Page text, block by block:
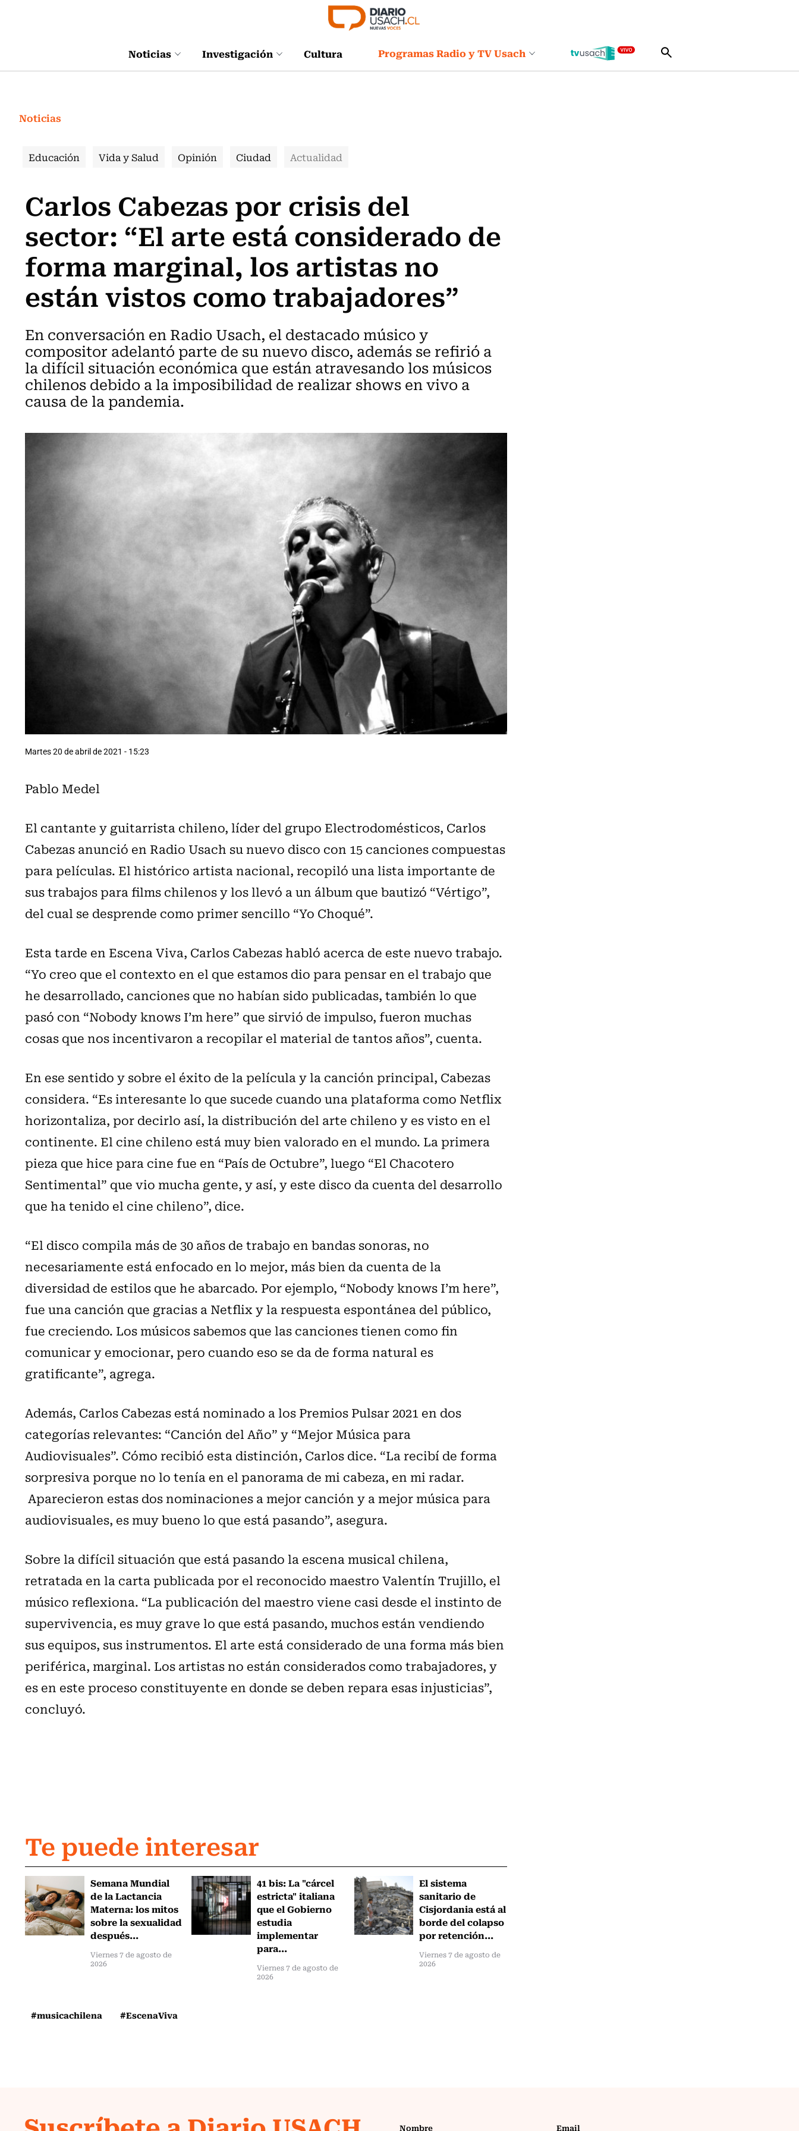
Noticias Investigación Cultura Programas Radio y TV Usach
Noticias
Educación Vida y Salud Opinión Ciudad Actualidad
Carlos Cabezas por crisis del
sector: “El arte está considerado de
forma marginal, los artistas no
están vistos como trabajadores”
En conversación en Radio Usach, el destacado músico y
compositor adelantó parte de su nuevo disco, además se refirió a
la difícil situación económica que están atravesando los músicos
chilenos debido a la imposibilidad de realizar shows en vivo a
causa de la pandemia.
Martes 20 de abril de 2021 - 15:23
Pablo Medel
El cantante y guitarrista chileno, líder del grupo Electrodomésticos, Carlos
Cabezas anunció en Radio Usach su nuevo disco con 15 canciones compuestas
para películas. El histórico artista nacional, recopiló una lista importante de
sus trabajos para films chilenos y los llevó a un álbum que bautizó “Vértigo”,
del cual se desprende como primer sencillo “Yo Choqué”.
Esta tarde en Escena Viva, Carlos Cabezas habló acerca de este nuevo trabajo.
“Yo creo que el contexto en el que estamos dio para pensar en el trabajo que
he desarrollado, canciones que no habían sido publicadas, también lo que
pasó con “Nobody knows I’m here” que sirvió de impulso, fueron muchas
cosas que nos incentivaron a recopilar el material de tantos años”, cuenta.
En ese sentido y sobre el éxito de la película y la canción principal, Cabezas
considera. “Es interesante lo que sucede cuando una plataforma como Netflix
horizontaliza, por decirlo así, la distribución del arte chileno y es visto en el
continente. El cine chileno está muy bien valorado en el mundo. La primera
pieza que hice para cine fue en “País de Octubre”, luego “El Chacotero
Sentimental” que vio mucha gente, y así, y este disco da cuenta del desarrollo
que ha tenido el cine chileno”, dice.
“El disco compila más de 30 años de trabajo en bandas sonoras, no
necesariamente está enfocado en lo mejor, más bien da cuenta de la
diversidad de estilos que he abarcado. Por ejemplo, “Nobody knows I’m here”,
fue una canción que gracias a Netflix y la respuesta espontánea del público,
fue creciendo. Los músicos sabemos que las canciones tienen como fin
comunicar y emocionar, pero cuando eso se da de forma natural es
gratificante”, agrega.
Además, Carlos Cabezas está nominado a los Premios Pulsar 2021 en dos
categorías relevantes: “Canción del Año” y “Mejor Música para
Audiovisuales”. Cómo recibió esta distinción, Carlos dice. “La recibí de forma
sorpresiva porque no lo tenía en el panorama de mi cabeza, en mi radar.
Aparecieron estas dos nominaciones a mejor canción y a mejor música para
audiovisuales, es muy bueno lo que está pasando”, asegura.
Sobre la difícil situación que está pasando la escena musical chilena,
retratada en la carta publicada por el reconocido maestro Valentín Trujillo, el
músico reflexiona. “La publicación del maestro viene casi desde el instinto de
supervivencia, es muy grave lo que está pasando, muchos están vendiendo
sus equipos, sus instrumentos. El arte está considerado de una forma más bien
periférica, marginal. Los artistas no están considerados como trabajadores, y
es en este proceso constituyente en donde se deben repara esas injusticias”,
concluyó.
Te puede interesar
Semana Mundial
de la Lactancia
Materna: los mitos
sobre la sexualidad
después...
Viernes 7 de agosto de
2026
41 bis: La "cárcel
estricta" italiana
que el Gobierno
estudia
implementar
para...
Viernes 7 de agosto de
2026
El sistema
sanitario de
Cisjordania está al
borde del colapso
por retención...
Viernes 7 de agosto de
2026
#musicachilena #EscenaViva